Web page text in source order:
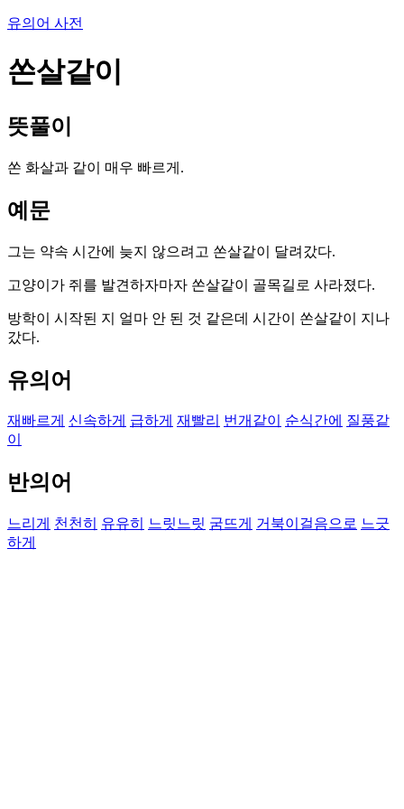
유의어 사전
쏜살같이
뜻풀이
쏜 화살과 같이 매우 빠르게.
예문
그는 약속 시간에 늦지 않으려고 쏜살같이 달려갔다.
고양이가 쥐를 발견하자마자 쏜살같이 골목길로 사라졌다.
방학이 시작된 지 얼마 안 된 것 같은데 시간이 쏜살같이 지나
갔다.
유의어
재빠르게 신속하게 급하게 재빨리 번개같이 순식간에 질풍같
이
반의어
느리게 천천히 유유히 느릿느릿 굼뜨게 거북이걸음으로 느긋
하게